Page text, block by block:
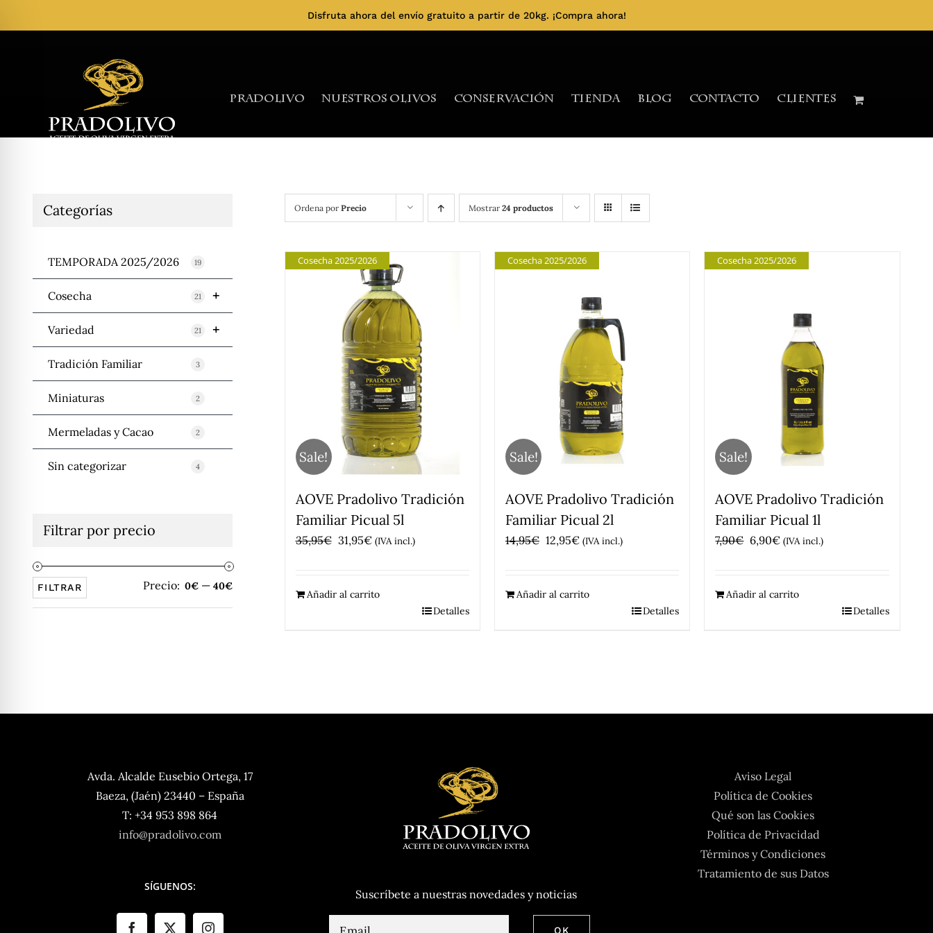
Disfruta ahora del envío gratuito a partir de 20kg. ¡Compra ahora!
Pradolivo Nuestros Olivos Conservación Tienda Blog Contacto Clientes
Ordena por Precio Mostrar 24 productos
Sale!
Cosecha 2025/2026
AOVE Pradolivo Tradición
Familiar Picual 5l
35,95€ El
era:
31,95€El
es:
(IVA incl.)
Añadir al carrito
Detalles
Sale!
Cosecha 2025/2026
AOVE Pradolivo Tradición
Familiar Picual 2l
14,95€ El
era:
12,95€El
es:
(IVA incl.)
Añadir al carrito
Detalles
Sale!
Cosecha 2025/2026
AOVE Pradolivo Tradición
Familiar Picual 1l
7,90€ El
era:
6,90€El
es:
(IVA incl.)
Añadir al carrito
Detalles
Categorías
TEMPORADA 2025/2026 19
+
Cosecha 21
+
Variedad 21
Tradición Familiar 3
Miniaturas 2
Mermeladas y Cacao 2
Sin categorizar 4
Filtrar por precio
Precio
mínimo
Precio
máximo
FILTRAR Precio: 0€— 40€
Avda. Alcalde Eusebio Ortega, 17
Baeza, (Jaén) 23440 – España
T: +34 953 898 864
info@pradolivo.com
SÍGUENOS:
Suscríbete a nuestras novedades y noticias
Aviso Legal
Política de Cookies
Qué son las Cookies
Política de Privacidad
Términos y Condiciones
Tratamiento de sus Datos